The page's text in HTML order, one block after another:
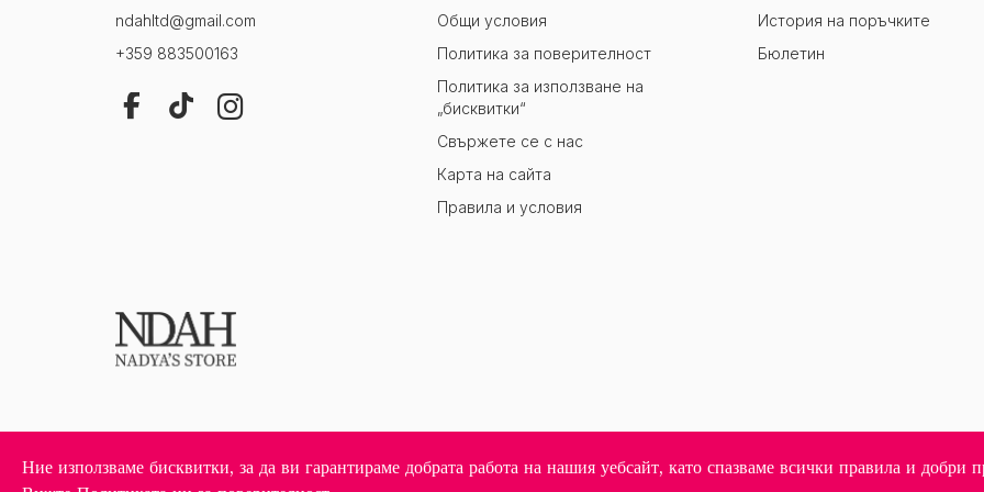
Ние използваме бисквитки, за да ви гарантираме добрата работа на нашия уебсайт, като спазваме всички правила и
ndahltd@gmail.com
+359 883500163
Общи условия
Политика за поверителност
Политика за използване на
„бисквитки“
Свържете се с нас
Карта на сайта
Правила и условия
История на поръчките
Бюлетин